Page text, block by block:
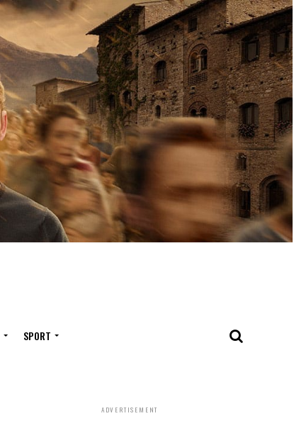
SPORT
ADVERTISEMENT